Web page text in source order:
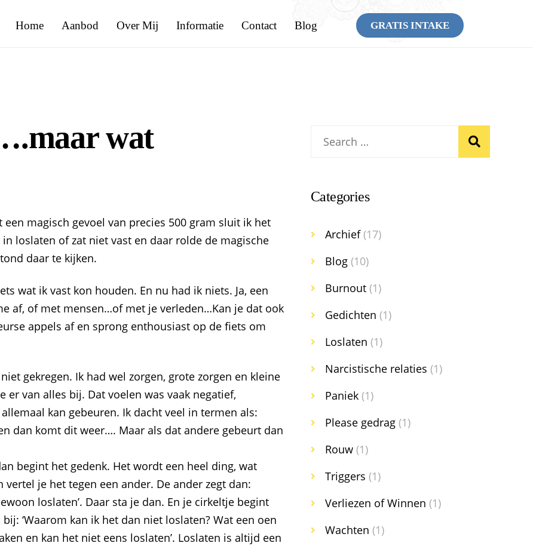
Home Aanbod Over Mij Informatie Contact Blog GRATIS INTAKE
wat
magisch gevoel van precies 500 gram sluit ik het
loslaten of zat niet vast en daar rolde de magische
daar te kijken.
wat ik vast kon houden. En nu had ik niets. Ja, een
af, of met mensen…of met je verleden…Kan je dat ook
appels af en sprong enthousiast op de fiets om
gekregen. Ik had wel zorgen, grote zorgen en kleine
er van alles bij. Dat voelen was vaak negatief,
kan gebeuren. Ik dacht veel in termen als:
dan komt dit weer…. Maar als dat andere gebeurt dan
begint het gedenk. Het wordt een heel ding, wat
je het tegen een ander. De ander zegt dan:
loslaten’. Daar sta je dan. En je cirkeltje begint
‘Waarom kan ik het dan niet loslaten? Wat een oen
en kan het niet eens loslaten’. Loslaten is altijd een
Categories
Archief(17)
Blog (10)
Burnout (1)
Gedichten (1)
Loslaten (1)
Narcistische relaties (1)
Paniek (1)
Please gedrag (1)
Rouw (1)
Triggers (1)
Verliezen of Winnen (1)
Wachten (1)